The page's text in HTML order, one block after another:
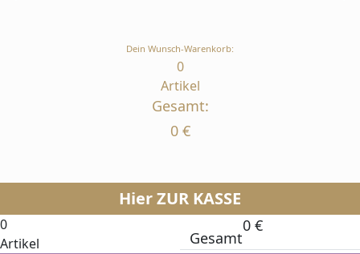
Dein Wunsch-Warenkorb:
0
Artikel
Gesamt:
0 €
Hier ZUR KASSE
0
Artikel
Gesamt
0 €